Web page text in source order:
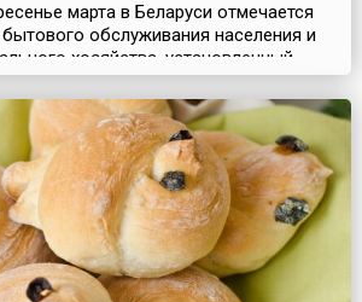
марта в Беларуси отмечается
обслуживания населения и
хозяйства, установленный
Республики от 26 марта 1998 года №
праздниках, праздничных днях
Республике Беларусь».
в Беларуси одна из самых
относится еще к первому